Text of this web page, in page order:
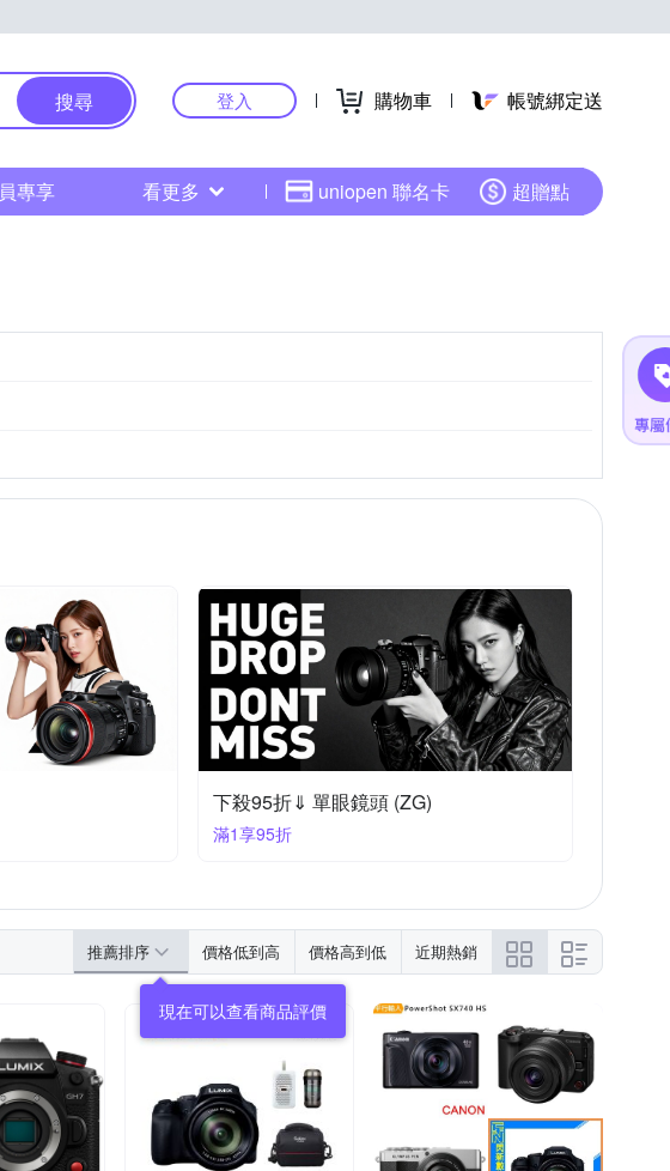
搜尋 登入 購物車 帳號綁定送
專享 看更多 uniopen 聯名卡 超贈點
下殺95折⇓ 單眼鏡頭 (ZG)
滿1享95折
推薦排序 價格低到高 價格高到低 近期熱銷
現在可以查看商品評價